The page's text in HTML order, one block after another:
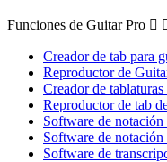
Funciones de Guitar Pro 
Creador de tab para
Reproductor de
Creador de
Reproductor de tab
Software de notación
Software de
Software de